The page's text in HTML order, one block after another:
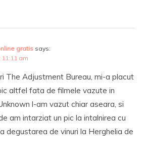
gratis says:
11:11 am
The Adjustment Bureau, mi-a placut
altfel fata de filmele vazute in
l-am vazut chiar aseara, si
am intarziat un pic la intalnirea cu
degustarea de vinuri la Herghelia de